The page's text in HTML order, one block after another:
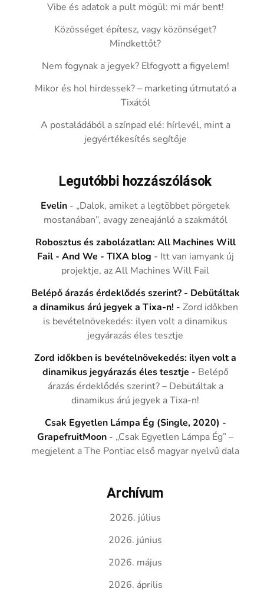
Vibe és adatok a pult mögül: mi már bent!
Közösséget építesz, vagy közönséget?
Mindkettőt?
Nem fogynak a jegyek? Elfogyott a figyelem!
Mikor és hol hirdessek? – marketing útmutató a
Tixától
A postaládából a színpad elé: hírlevél, mint a
jegyértékesítés segítője
Legutóbbi hozzászólások
Evelin - „Dalok, amiket a legtöbbet pörgetek
mostanában”, avagy zeneajánló a szakmától
Robosztus és zabolázatlan: All Machines Will
Fail - And We - TIXA blog - Itt van iamyank új
projektje, az All Machines Will Fail
Belépő árazás érdeklődés szerint? - Debütáltak
a dinamikus árú jegyek a Tixa-n! -Zord időkben
is bevételnövekedés: ilyen volt a dinamikus
jegyárazás éles tesztje
Zord időkben is bevételnövekedés: ilyen volt a
dinamikus jegyárazás éles tesztje - Belépő
árazás érdeklődés szerint? – Debütáltak a
dinamikus árú jegyek a Tixa-n!
Csak Egyetlen Lámpa Ég (Single, 2020) -
GrapefruitMoon - „Csak Egyetlen Lámpa Ég” –
megjelent a The Pontiac első magyar nyelvű dala
Archívum
2026. július
2026. június
2026. május
2026. április